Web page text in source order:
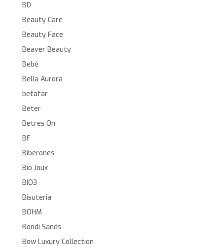
BD
Beauty Care
Beauty Face
Beaver Beauty
Bebé
Bella Aurora
betafar
Beter
Betres On
BF
Biberones
Bio Joux
BIO3
Bisuteria
BOHM
Bondi Sands
Bow Luxury Collection